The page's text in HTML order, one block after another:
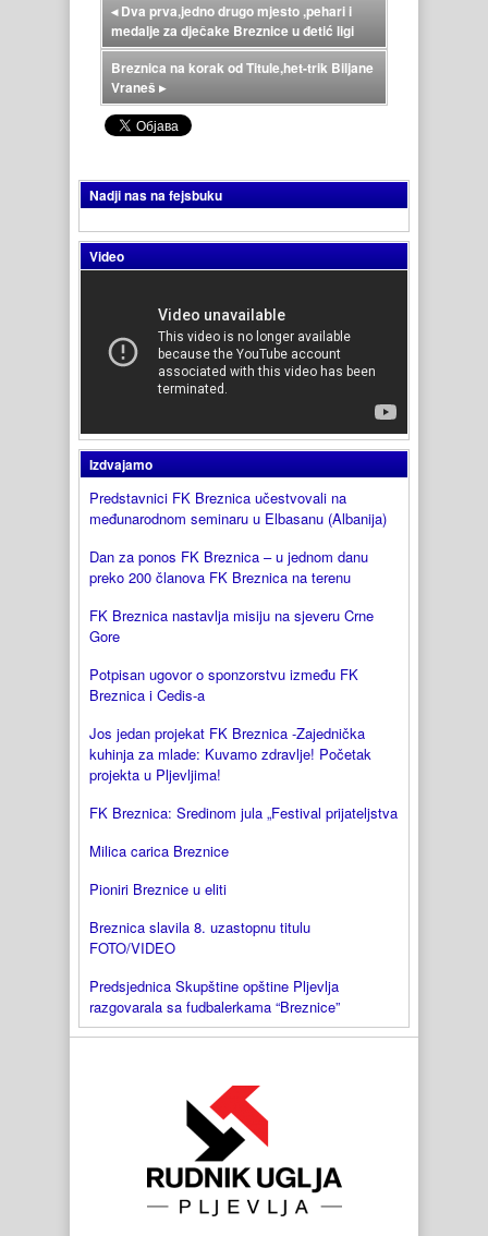
◂Dva prva,jedno drugo mjesto ,pehari i
medalje za dječake Breznice u đetić ligi
Breznica na korak od Titule,het-trik Biljane
Vraneš ▸
Nadji nas na fejsbuku
Video
Izdvajamo
Predstavnici FK Breznica učestvovali na
međunarodnom seminaru u Elbasanu (Albanija)
Dan za ponos FK Breznica – u jednom danu
preko 200 članova FK Breznica na terenu
FK Breznica nastavlja misiju na sjeveru Crne
Gore
Potpisan ugovor o sponzorstvu između FK
Breznica i Cedis-a
Jos jedan projekat FK Breznica -Zajednička
kuhinja za mlade: Kuvamo zdravlje! Početak
projekta u Pljevljima!
FK Breznica: Sredinom jula „Festival prijateljstva
Milica carica Breznice
Pioniri Breznice u eliti
Breznica slavila 8. uzastopnu titulu
FOTO/VIDEO
Predsjednica Skupštine opštine Pljevlja
razgovarala sa fudbalerkama “Breznice”